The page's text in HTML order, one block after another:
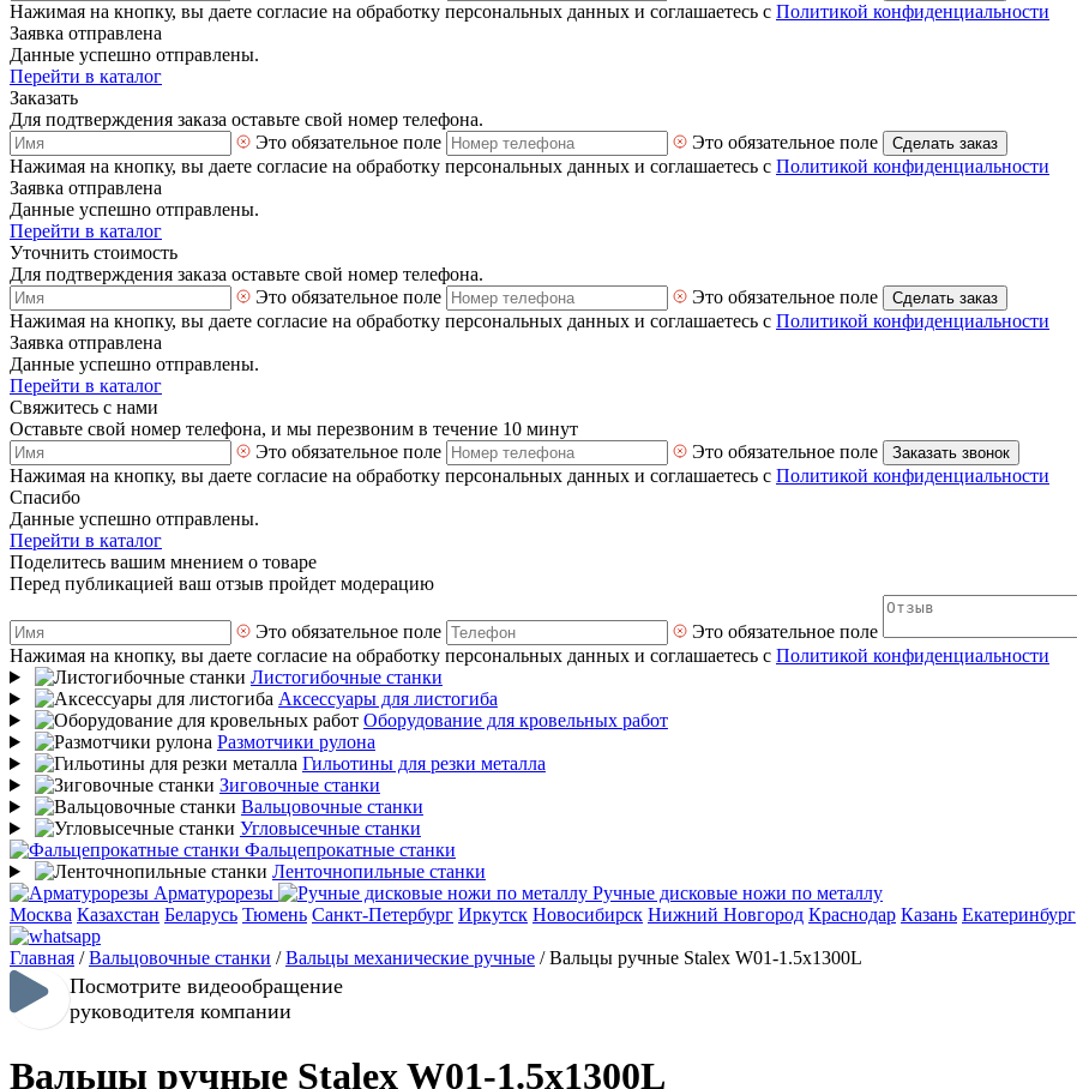
Нажимая на кнопку, вы даете согласие на обработку персональных данных и соглашаетесь с Политикой конфиденциальности
Заявка отправлена
Данные успешно отправлены.
Перейти в каталог
Заказать
Для подтверждения заказа оставьте свой номер телефона.
Это обязательное поле
Это обязательное поле Сделать заказ
Нажимая на кнопку, вы даете согласие на обработку персональных данных и соглашаетесь с Политикой конфиденциальности
Заявка отправлена
Данные успешно отправлены.
Перейти в каталог
Уточнить стоимость
Для подтверждения заказа оставьте свой номер телефона.
Это обязательное поле
Это обязательное поле Сделать заказ
Нажимая на кнопку, вы даете согласие на обработку персональных данных и соглашаетесь с Политикой конфиденциальности
Заявка отправлена
Данные успешно отправлены.
Перейти в каталог
Свяжитесь с нами
Оставьте свой номер телефона, и мы перезвоним в течение 10 минут
Это обязательное поле
Это обязательное поле Заказать звонок
Нажимая на кнопку, вы даете согласие на обработку персональных данных и соглашаетесь с Политикой конфиденциальности
Спасибо
Данные успешно отправлены.
Перейти в каталог
Поделитесь вашим мнением о товаре
Перед публикацией ваш отзыв пройдет модерацию
Это обязательное поле Это обязательное поле
Нажимая на кнопку, вы даете согласие на обработку персональных данных и соглашаетесь с Политикой конфиденциальности
Листогибочные станки
Аксессуары для листогиба
Оборудование для кровельных работ
Размотчики рулона
Гильотины для резки металла
Зиговочные станки
Вальцовочные станки
Угловысечные станки
Фальцепрокатные станки
Ленточнопильные станки
Арматурорезы
Ручные дисковые ножи по металлу
Москва Казахстан Беларусь Тюмень Санкт-Петербург Иркутск Новосибирск Нижний Новгород Краснодар Казань Екатеринбург
Главная /Вальцовочные станки /Вальцы механические ручные /Вальцы ручные Stalex W01-1.5х1300L
Посмотрите видеообращение
руководителя компании
Вальцы ручные Stalex W01-1.5х1300L